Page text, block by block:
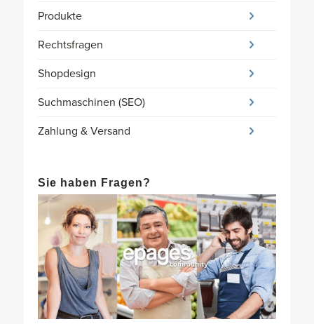
Produkte
Rechtsfragen
Shopdesign
Suchmaschinen (SEO)
Zahlung & Versand
Sie haben Fragen?